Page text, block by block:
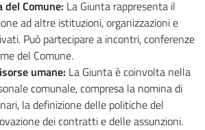
del Comune: La Giunta rappresenta il
ad altre istituzioni, organizzazioni e
Può partecipare a incontri, conferenze
del Comune.
umane: La Giunta è coinvolta nella
comunale, compresa la nomina di
la definizione delle politiche del
dei contratti e delle assunzioni.